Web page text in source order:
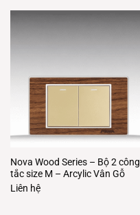
Nova Wood Series – Bộ 2 công
tắc size M – Arcylic Vân Gỗ
Liên hệ